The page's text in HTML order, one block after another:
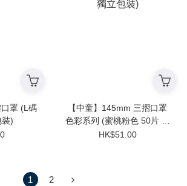
罩 (L碼
)
【中童】145mm 三摺口罩
色彩系列 (蜜桃粉色 50片 非
獨立包裝)
HK$51.00
1 2